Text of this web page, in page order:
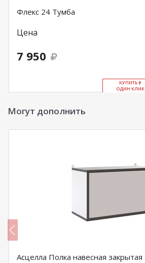
Флекс 24 Тумба
Цена
7 950
КУ­ПИТЬ В
ОДИН КЛИК
Могут дополнить
Асцелла Полка навесная закрытая